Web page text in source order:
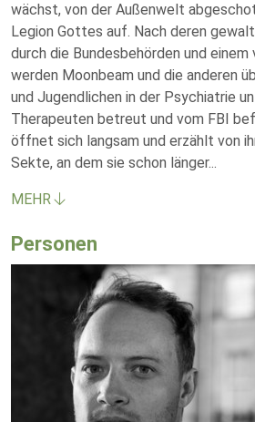
wächst, von der Außenwelt
Legion Gottes auf. Nach deren
durch die Bundesbehörden und einem
werden Moonbeam und die anderen
und Jugendlichen in der Psychiatrie
Therapeuten betreut und vom FBI
öffnet sich langsam und erzählt von
Sekte, an dem sie schon länger...
MEHR
Personen